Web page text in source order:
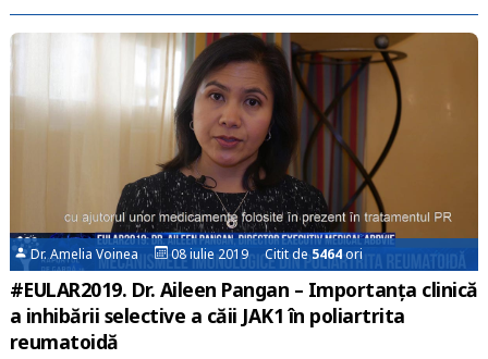
Dr. Amelia Voinea 08 iulie 2019 Citit de5464ori
#EULAR2019. Dr. Aileen Pangan – Importanța clinică
a inhibării selective a căii JAK1 în poliartrita
reumatoidă